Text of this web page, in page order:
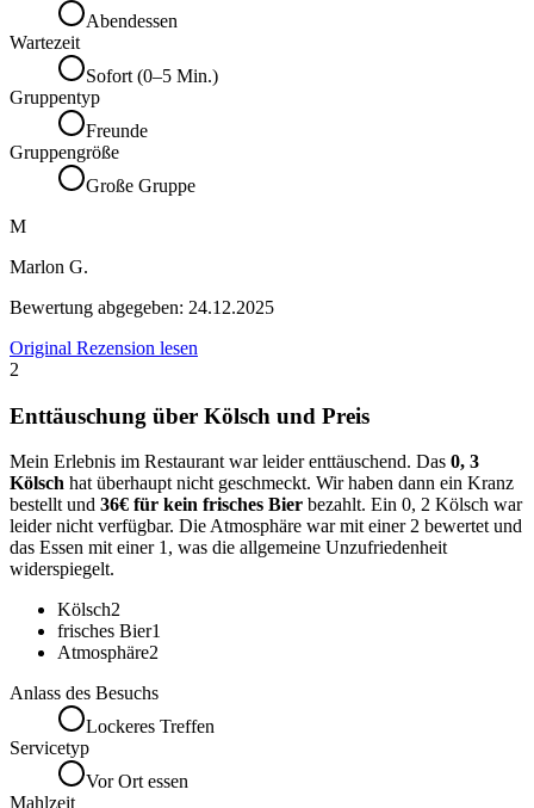
Abendessen
Wartezeit
Sofort (0–5 Min.)
Gruppentyp
Freunde
Gruppengröße
Große Gruppe
M
Marlon G.
Bewertung abgegeben: 24.12.2025
Original Rezension lesen
2
Enttäuschung über Kölsch und Preis
Mein Erlebnis im Restaurant war leider enttäuschend. Das 0, 3
Kölsch hat überhaupt nicht geschmeckt. Wir haben dann ein Kranz
bestellt und 36€ für kein frisches Bier bezahlt. Ein 0, 2 Kölsch war
leider nicht verfügbar. Die Atmosphäre war mit einer 2 bewertet und
das Essen mit einer 1, was die allgemeine Unzufriedenheit
widerspiegelt.
Kölsch2
frisches Bier1
Atmosphäre2
Anlass des Besuchs
Lockeres Treffen
Servicetyp
Vor Ort essen
Mahlzeit